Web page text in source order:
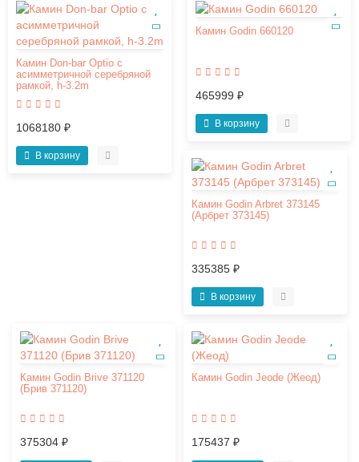
Камин Don-bar Optio с
асимметричной серебряной
рамкой, h-3.2m
1068180 ₽
В корзину
Камин Godin 660120
465999 ₽
В корзину
Камин Godin Arbret 373145
(Арбрет 373145)
335385 ₽
В корзину
Камин Godin Brive 371120
(Брив 371120)
375304 ₽
Камин Godin Jeode (Жеод)
175437 ₽